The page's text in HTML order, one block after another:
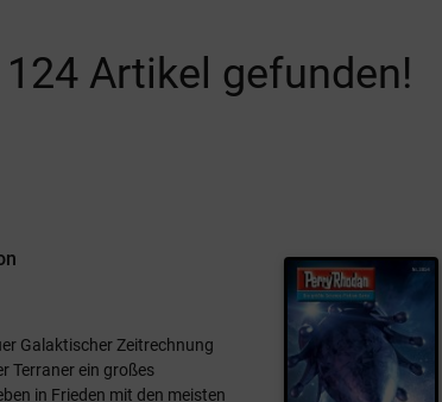
124 Artikel gefunden!
Galaktischer Zeitrechnung
Terraner ein großes
in Frieden mit den meisten